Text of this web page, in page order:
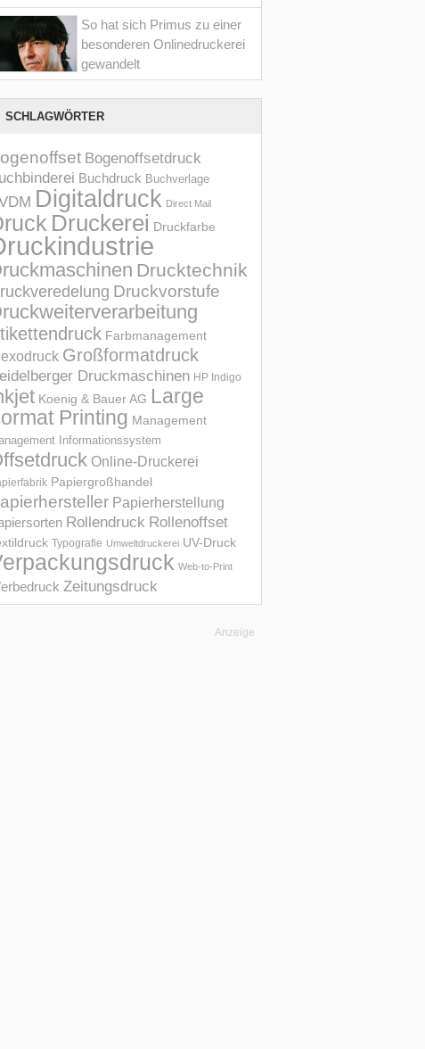
So hat sich Primus zu einer
besonderen Onlinedruckerei
gewandelt
SCHLAGWÖRTER
Bogenoffsetdruck
Buchdruck Buchverlage
Digitaldruck Direct Mail
Druckerei Druckfarbe
Drucktechnik
Druckvorstufe
Farbmanagement
Großformatdruck
Druckmaschinen HP Indigo
Koenig & Bauer AG Large
Printing Management
Informations­system
Online-Druckerei
Papiergroßhandel
Papierherstellung
Rollendruck Rollenoffset
Typografie Umweltdruckerei UV-Druck
Web-to-Print
Zeitungsdruck
Anzeige